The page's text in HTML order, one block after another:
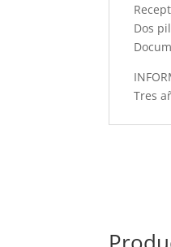
Dos
Tres